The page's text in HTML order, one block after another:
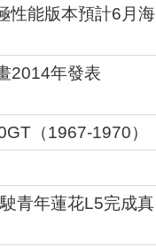
性能版本預計6月海
2014年發表
（1967-1970）
青年蓮花L5完成真